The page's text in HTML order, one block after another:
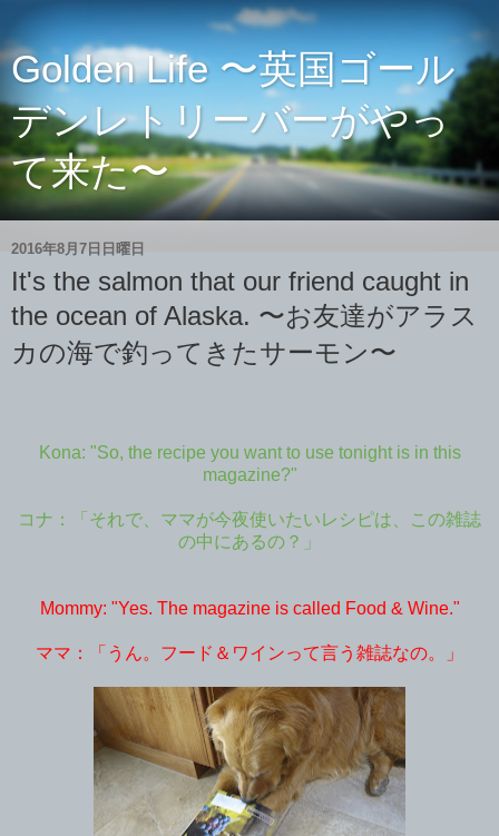
Golden Life 〜英国ゴール
デンレトリーバーがやっ
て来た〜
2016年8月7日日曜日
It's the salmon that our friend caught in
the ocean of Alaska. 〜お友達がアラス
カの海で釣ってきたサーモン〜
Kona: "So, the recipe you want to use tonight is in this
magazine?"
コナ：「それで、ママが今夜使いたいレシピは、この雑誌
の中にあるの？」
Mommy: "Yes. The magazine is called Food & Wine."
ママ：「うん。フード＆ワインって言う雑誌なの。」